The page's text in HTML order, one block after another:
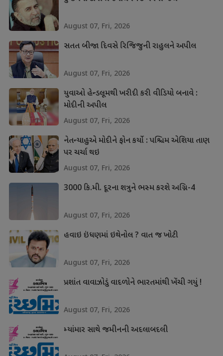
August 07, Fri, 2026
સતત બીજા દિવસે રિજિજુની રાહુલને અપીલ
August 07, Fri, 2026
યુવાઓ હેન્ડલૂમથી ખરીદી કરી વીડિયો બનાવે :
મોદીની અપીલ
August 07, Fri, 2026
નેતન્યાહુએ મોદીને ફોન કર્યો : પશ્ચિમ એશિયા તાણ
પર ચર્ચા થઇ
August 07, Fri, 2026
3000 કિ.મી. દૂરના શત્રુને ભસ્મ કરશે અગ્નિ-4
August 07, Fri, 2026
હવાઇ ઇંધણમાં ઇથેનોલ ? વાત જ ખોટી
August 07, Fri, 2026
પ્રશાંત વાવાઝોડું વાદળોને ભારતમાંથી ખેંચી ગયું !
August 07, Fri, 2026
મ્યાંમાર સાથે જમીનની અદલાબદલી